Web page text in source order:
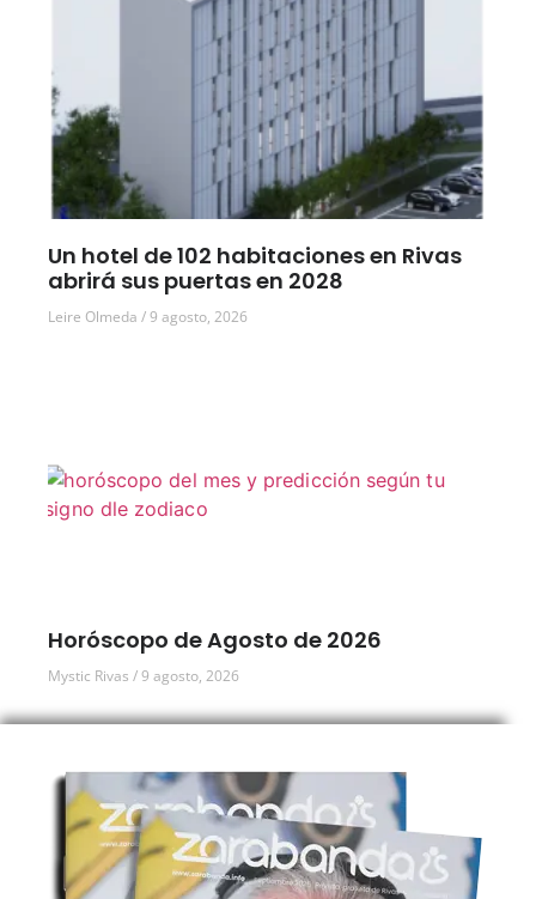
Un hotel de 102 habitaciones en Rivas
abrirá sus puertas en 2028
Leire Olmeda 9 agosto, 2026
Horóscopo de Agosto de 2026
Mystic Rivas 9 agosto, 2026